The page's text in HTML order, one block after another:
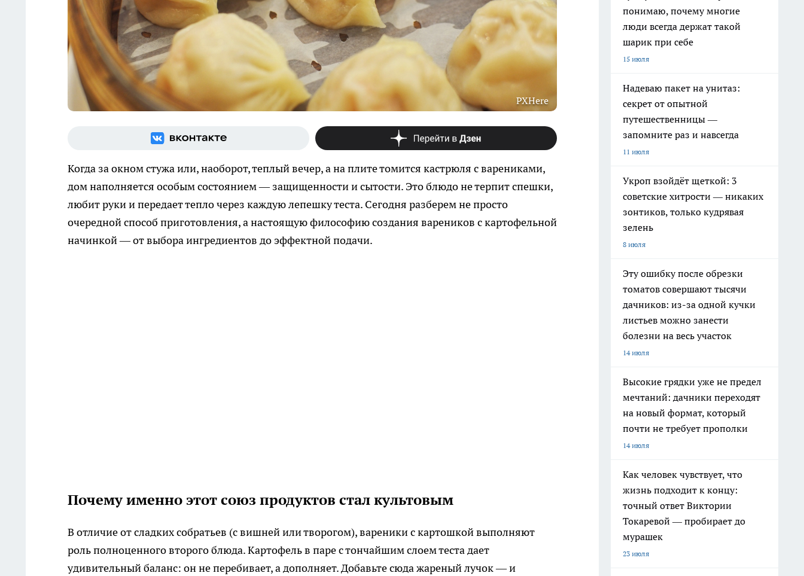
PXHere
Когда за окном стужа или, наоборот, теплый вечер, а на плите томится кастрюля с варениками,
дом наполняется особым состоянием — защищенности и сытости. Это блюдо не терпит спешки,
любит руки и передает тепло через каждую лепешку теста. Сегодня разберем не просто
очередной способ приготовления, а настоящую философию создания вареников с картофельной
начинкой — от выбора ингредиентов до эффектной подачи.
Почему именно этот союз продуктов стал культовым
В отличие от сладких собратьев (с вишней или творогом), вареники с картошкой выполняют
роль полноценного второго блюда. Картофель в паре с тончайшим слоем теста дает
удивительный баланс: он не перебивает, а дополняет. Добавьте сюда жареный лучок — и
понимаю, почему многие
люди всегда держат такой
шарик при себе
15 июля
Надеваю пакет на унитаз:
секрет от опытной
путешественницы —
запомните раз и навсегда
11 июля
Укроп взойдёт щеткой: 3
советские хитрости — никаких
зонтиков, только кудрявая
зелень
8 июля
Эту ошибку после обрезки
томатов совершают тысячи
дачников: из-за одной кучки
листьев можно занести
болезни на весь участок
14 июля
Высокие грядки уже не предел
мечтаний: дачники переходят
на новый формат, который
почти не требует прополки
14 июля
Как человек чувствует, что
жизнь подходит к концу:
точный ответ Виктории
Токаревой — пробирает до
мурашек
23 июля